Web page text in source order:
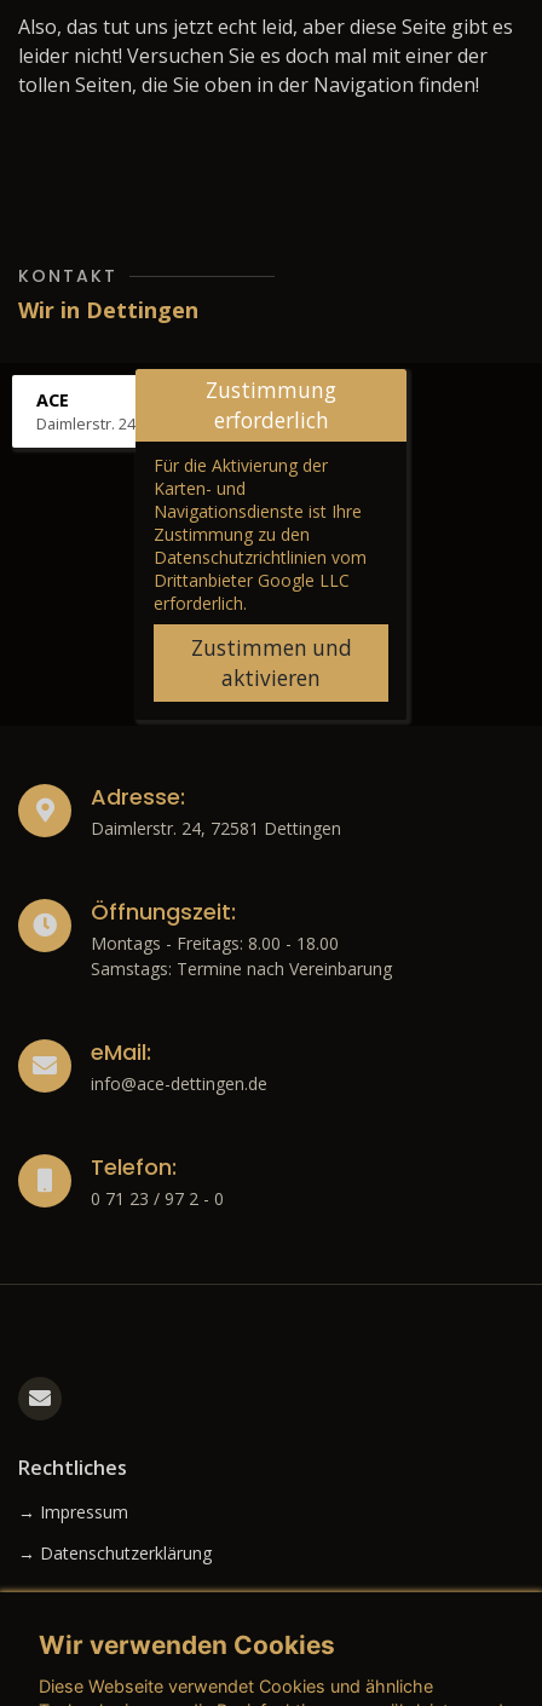
Also, das tut uns jetzt echt leid, aber diese Seite gibt es
leider nicht! Versuchen Sie es doch mal mit einer der
tollen Seiten, die Sie oben in der Navigation finden!
KONTAKT
Wir in Dettingen
ACE
Daimlerstr. 24, 72581 Dettingen
Zustimmung
erforderlich
Für die Aktivierung der
Karten- und
Navigationsdienste ist Ihre
Zustimmung zu den
Datenschutzrichtlinien vom
Drittanbieter Google LLC
erforderlich.
Zustimmen und
aktivieren
Adresse:
Daimlerstr. 24, 72581 Dettingen
Öffnungszeit:
Montags - Freitags: 8.00 - 18.00
Samstags: Termine nach Vereinbarung
eMail:
info@ace-dettingen.de
Telefon:
0 71 23 / 97 2 - 0
Rechtliches
→ Impressum
→ Datenschutzerklärung
Wir verwenden Cookies
Diese Webseite verwendet Cookies und ähnliche